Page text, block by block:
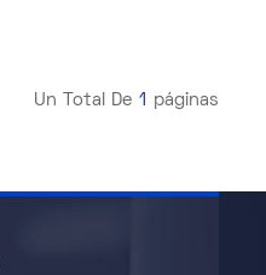
Un Total De 1 Páginas